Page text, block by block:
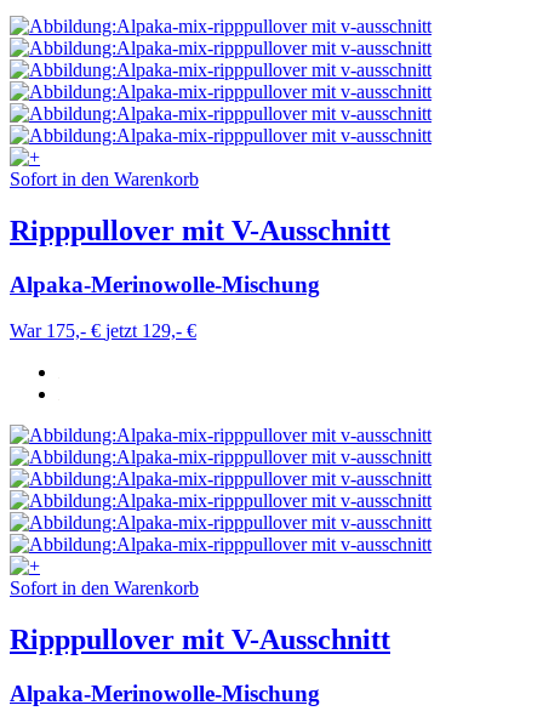
Sofort in den Warenkorb
Ripppullover mit V-Ausschnitt
Alpaka-Merinowolle-Mischung
War 175,- € jetzt 129,- €
Sofort in den Warenkorb
Ripppullover mit V-Ausschnitt
Alpaka-Merinowolle-Mischung